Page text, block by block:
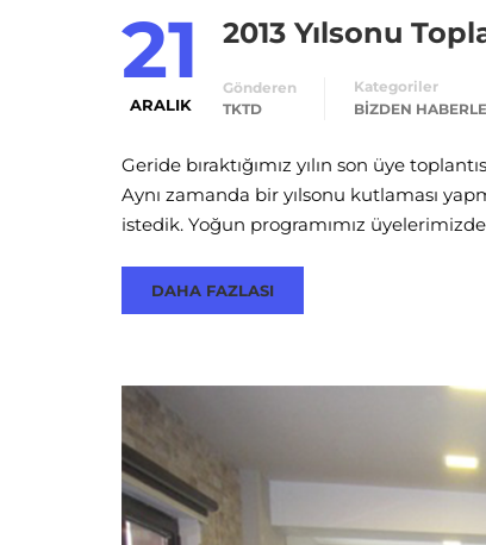
21
ARALIK
2013 Yılsonu
Gönderen
TKTD
Kategoriler
BIZDEN
Geride bıraktığımız yılın son üye
Aynı zamanda bir yılsonu kutlaması
istedik. Yoğun programımız
DAHA FAZLASI